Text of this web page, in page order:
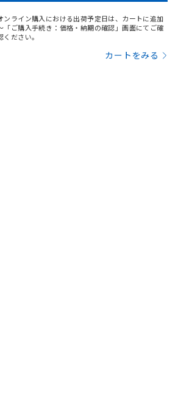
ンライン購入における出荷予定日は、カートに追加
「ご購入手続き：価格・納期の確認」画面にてご確
ください。
カートをみる